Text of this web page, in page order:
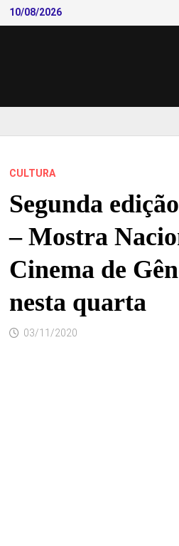
Skip
to
10/08/2026
CULTURA
Segunda
– Mostra
Cinema de
nesta quarta
03/11/2020